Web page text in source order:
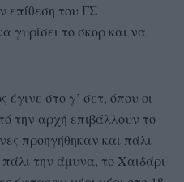
επίθεση του ΓΣ
γυρίσει το σκορ και να
στο γ’ σετ, όπου οι
την αρχή επιβάλλουν το
προηγήθηκαν και πάλι
την άμυνα, το Χαιδάρι